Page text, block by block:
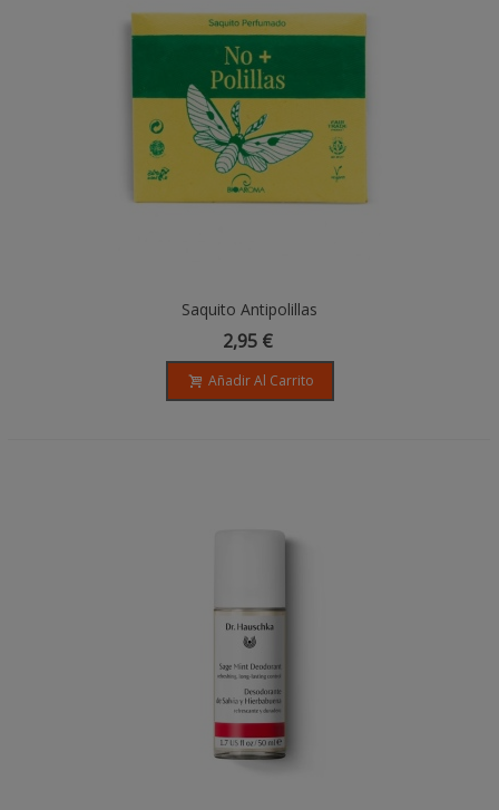
Saquito Antipolillas
2,95 €
Añadir Al Carrito